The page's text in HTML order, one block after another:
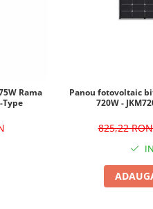
Rama
Type
Panou fotovoltaic
720W -
825,22